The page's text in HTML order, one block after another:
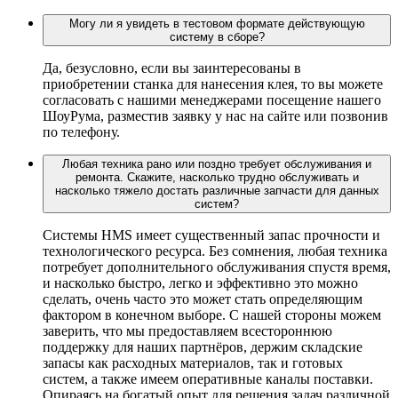
Могу ли я увидеть в тестовом формате действующую
систему в сборе?
Да, безусловно, если вы заинтересованы в
приобретении станка для нанесения клея, то вы можете
согласовать с нашими менеджерами посещение нашего
ШоуРума, разместив заявку у нас на сайте или позвонив
по телефону.
Любая техника рано или поздно требует обслуживания и
ремонта. Скажите, насколько трудно обслуживать и
насколько тяжело достать различные запчасти для данных
систем?
Системы HMS имеет существенный запас прочности и
технологического ресурса. Без сомнения, любая техника
потребует дополнительного обслуживания спустя время,
и насколько быстро, легко и эффективно это можно
сделать, очень часто это может стать определяющим
фактором в конечном выборе. С нашей стороны можем
заверить, что мы предоставляем всестороннюю
поддержку для наших партнёров, держим складские
запасы как расходных материалов, так и готовых
систем, а также имеем оперативные каналы поставки.
Опираясь на богатый опыт для решения задач различной